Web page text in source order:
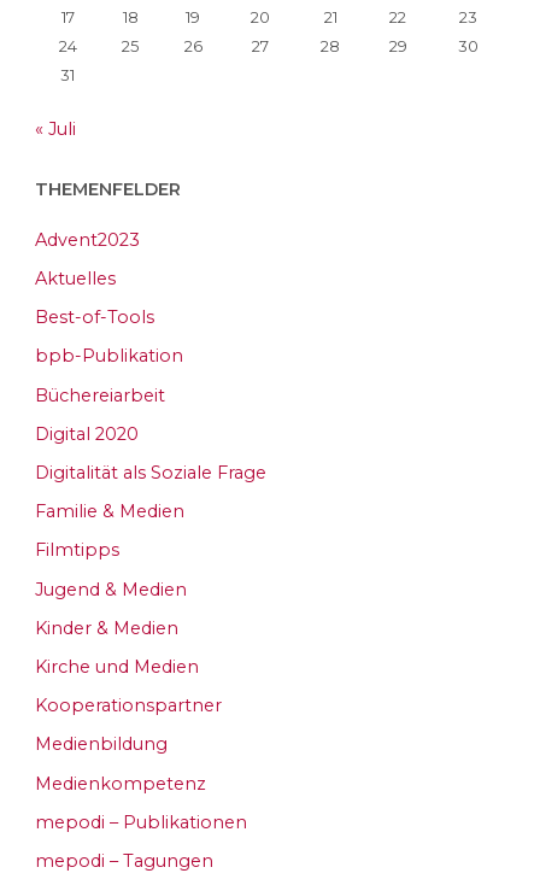
17
18 19 20 21 22
23
24
25 26 27 28 29
30
31
« Juli
THEMENFELDER
Advent2023
Aktuelles
Best-of-Tools
bpb-Publikation
Büchereiarbeit
Digital 2020
Digitalität als Soziale Frage
Familie & Medien
Filmtipps
Jugend & Medien
Kinder & Medien
Kirche und Medien
Kooperationspartner
Medienbildung
Medienkompetenz
mepodi – Publikationen
mepodi – Tagungen